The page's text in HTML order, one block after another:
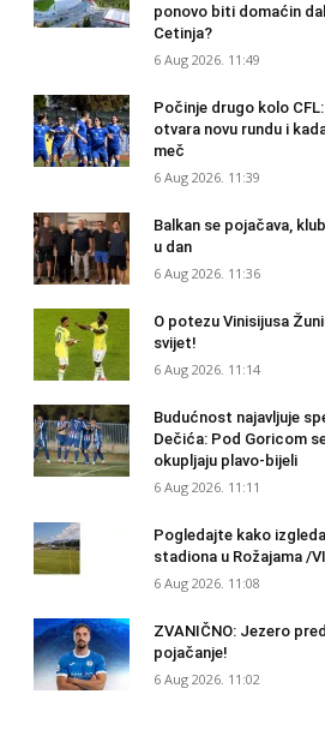
ponovo biti domaćin
Cetinja?
6 Aug 2026. 11:49
Počinje drugo kolo
otvara novu rundu i
meč
6 Aug 2026. 11:39
Balkan se pojačava,
u dan
6 Aug 2026. 11:36
O potezu Vinisijusa
svijet!
6 Aug 2026. 11:14
Budućnost najavljuje
Dečića: Pod Goricom
okupljaju plavo-bijeli
6 Aug 2026. 11:11
Pogledajte kako
stadiona u Rožajama /
6 Aug 2026. 11:08
ZVANIČNO: Jezero
pojačanje!
6 Aug 2026. 11:02